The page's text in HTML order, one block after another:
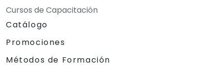
Cursos de Capacitación
Catálogo
Promociones
Métodos de Formación